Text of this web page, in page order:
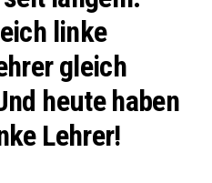
linke
gleich
heute haben
Lehrer!